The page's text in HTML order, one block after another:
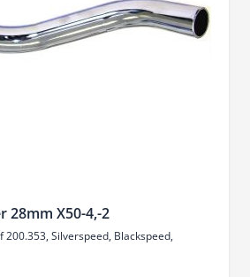
X50-4,-2
Silverspeed, Blackspeed,